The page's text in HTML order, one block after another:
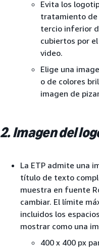
Evita los
tratamiento
tercio inferior
cubiertos por
video.
Elige una
o de colores
imagen de
2. Imagen del
La ETP admite una
título de texto
muestra en fuente
cambiar. El límite
incluidos los
mostrar como una
400 x 400 px